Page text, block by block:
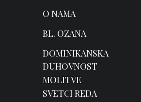
O NAMA
BL. OZANA
DOMINIKANSKA
DUHOVNOST
MOLITVE
SVETCI REDA